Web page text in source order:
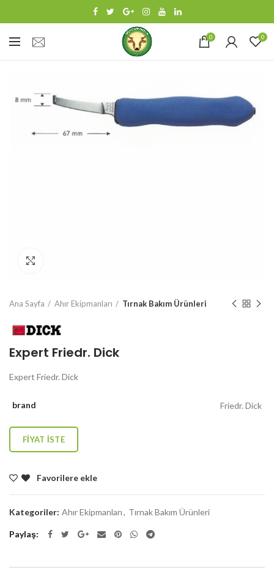
0 0
Ana Sayfa Ahır Ekipmanları Tırnak Bakım Ürünleri
Expert Friedr. Dick
Expert Friedr. Dick
brand Friedr. Dick
FIYAT ISTE
Favorilere ekle
Kategoriler: Ahır Ekipmanları, Tırnak Bakım Ürünleri
Paylaş